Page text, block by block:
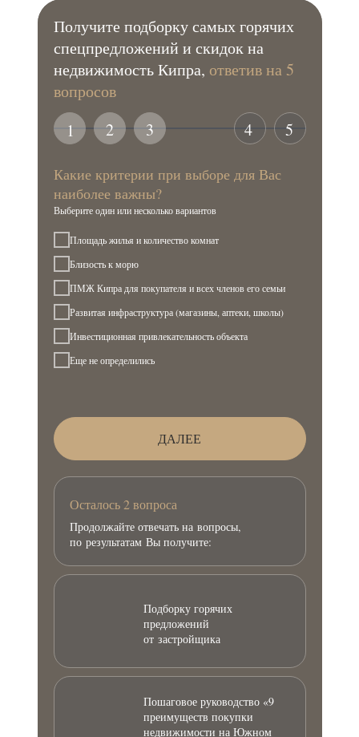
4
2
1
Подборку горячих
предложений
от застройщика
Пошаговое руководство «9
преимуществ покупки
недвижимости на Южном
5
Осталось 2 вопроса
Продолжайте отвечать на вопросы,
по результатам Вы получите:
Получите подборку самых горячих
спецпредложений и скидок на
недвижимость Кипра, ответив на 5
вопросов
Какие критерии при выборе для Вас
наиболее важны?
Выберите один или несколько вариантов
3
Площадь жилья и количество комнат
Близость к морю
ПМЖ Кипра для покупателя и всех членов его семьи
Развитая инфраструктура (магазины, аптеки, школы)
Инвестиционная привлекательность объекта
Еще не определились
ДАЛЕЕ